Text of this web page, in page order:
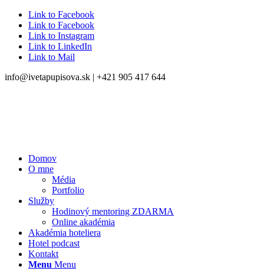
Link to Facebook
Link to Facebook
Link to Instagram
Link to LinkedIn
Link to Mail
info@ivetapupisova.sk | +421 905 417 644
Domov
O mne
Média
Portfolio
Služby
Hodinový mentoring ZDARMA
Online akadémia
Akadémia hoteliera
Hotel podcast
Kontakt
Menu Menu